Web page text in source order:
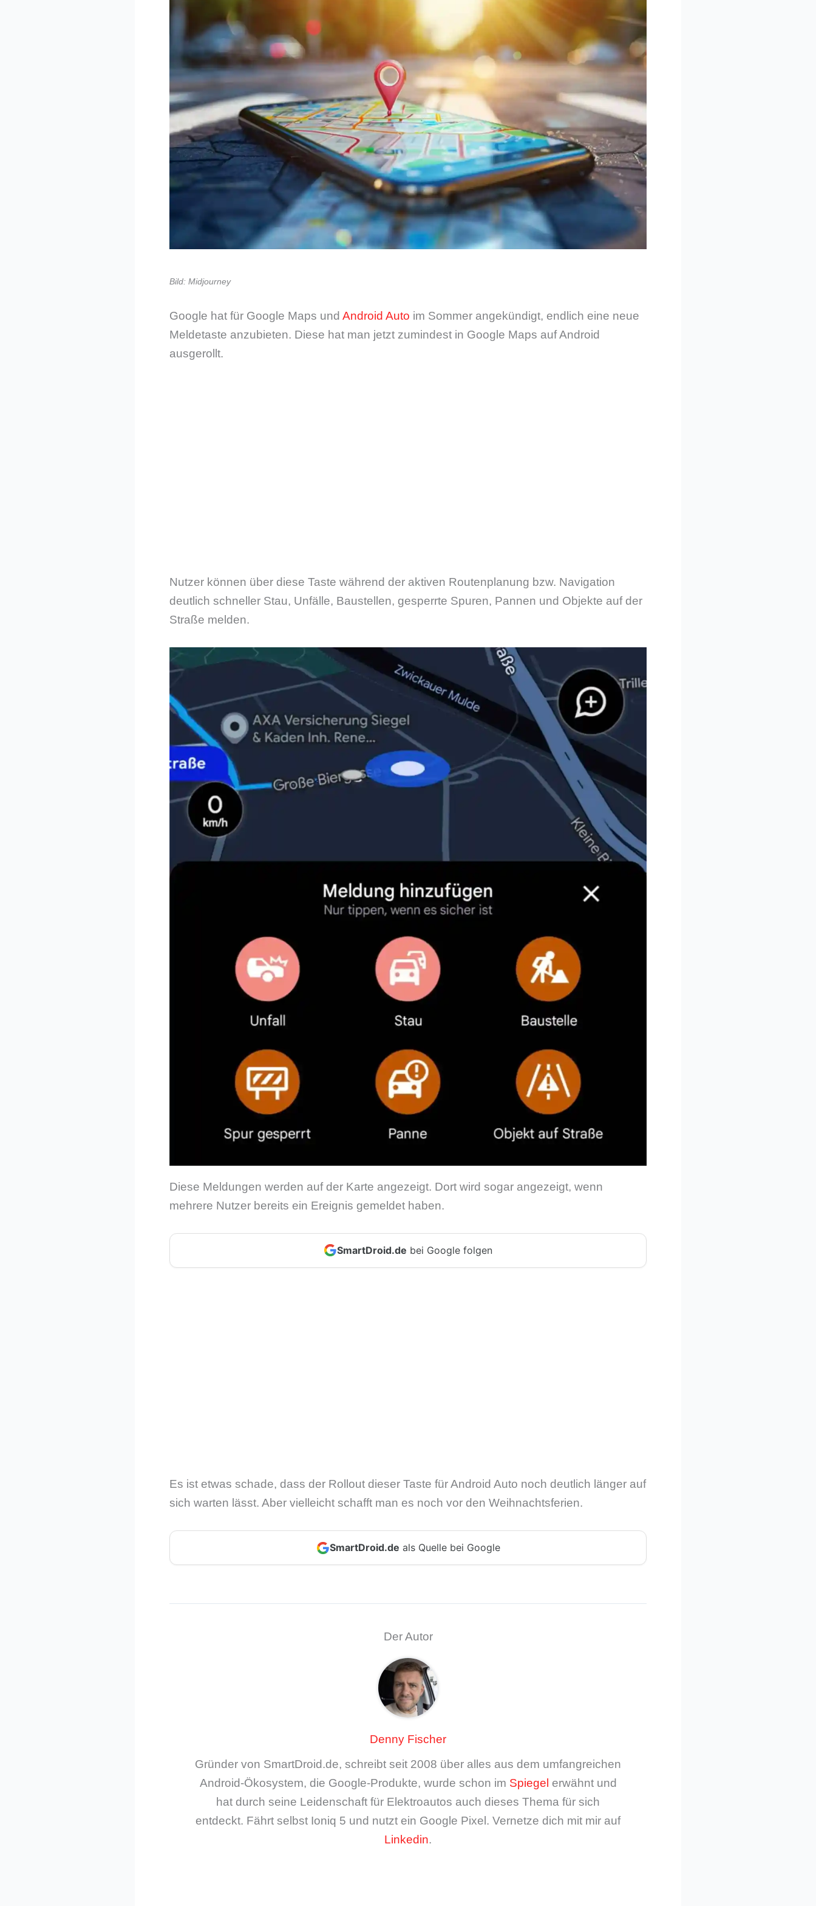
Bild: Midjourney
Google hat für Google Maps und Android Auto im Sommer angekündigt, endlich eine neue
Meldetaste anzubieten. Diese hat man jetzt zumindest in Google Maps auf Android
ausgerollt.
Nutzer können über diese Taste während der aktiven Routenplanung bzw. Navigation
deutlich schneller Stau, Unfälle, Baustellen, gesperrte Spuren, Pannen und Objekte auf der
Straße melden.
Diese Meldungen werden auf der Karte angezeigt. Dort wird sogar angezeigt, wenn
mehrere Nutzer bereits ein Ereignis gemeldet haben.
SmartDroid.de bei Google folgen
Es ist etwas schade, dass der Rollout dieser Taste für Android Auto noch deutlich länger auf
sich warten lässt. Aber vielleicht schafft man es noch vor den Weihnachtsferien.
SmartDroid.de als Quelle bei Google
Der Autor
Denny Fischer
Gründer von SmartDroid.de, schreibt seit 2008 über alles aus dem umfangreichen
Android-Ökosystem, die Google-Produkte, wurde schon im Spiegel erwähnt und
hat durch seine Leidenschaft für Elektroautos auch dieses Thema für sich
entdeckt. Fährt selbst Ioniq 5 und nutzt ein Google Pixel. Vernetze dich mit mir auf
Linkedin.